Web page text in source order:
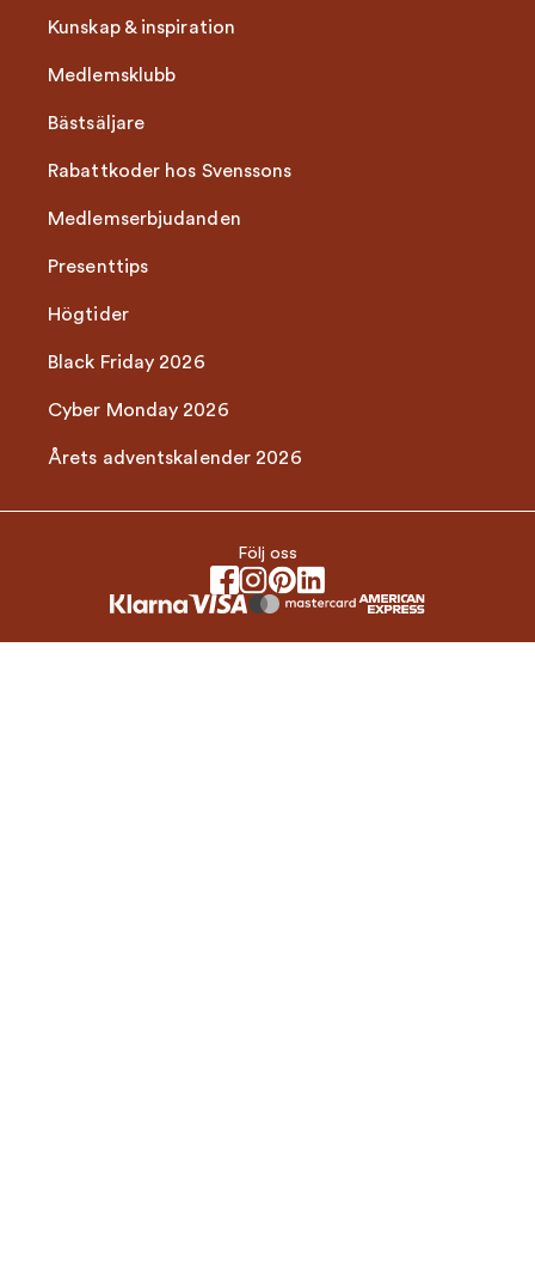
Kunskap & inspiration
Medlemsklubb
Bästsäljare
Rabattkoder hos Svenssons
Medlemserbjudanden
Presenttips
Högtider
Black Friday 2026
Cyber Monday 2026
Årets adventskalender 2026
Följ oss